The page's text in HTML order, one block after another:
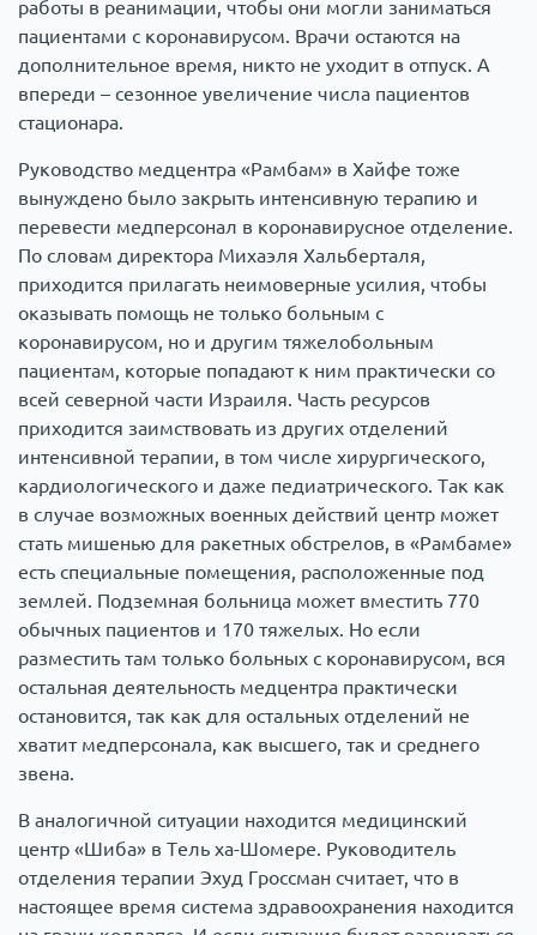
работы в реанимации, чтобы они могли заниматься
пациентами с коронавирусом. Врачи остаются на
дополнительное время, никто не уходит в отпуск. А
впереди – сезонное увеличение числа пациентов
стационара.
Руководство медцентра «Рамбам» в Хайфе тоже
вынуждено было закрыть интенсивную терапию и
перевести медперсонал в коронавирусное отделение.
По словам директора Михаэля Хальберталя,
приходится прилагать неимоверные усилия, чтобы
оказывать помощь не только больным с
коронавирусом, но и другим тяжелобольным
пациентам, которые попадают к ним практически со
всей северной части Израиля. Часть ресурсов
приходится заимствовать из других отделений
интенсивной терапии, в том числе хирургического,
кардиологического и даже педиатрического. Так как
в случае возможных военных действий центр может
стать мишенью для ракетных обстрелов, в «Рамбаме»
есть специальные помещения, расположенные под
землей. Подземная больница может вместить 770
обычных пациентов и 170 тяжелых. Но если
разместить там только больных с коронавирусом, вся
остальная деятельность медцентра практически
остановится, так как для остальных отделений не
хватит медперсонала, как высшего, так и среднего
звена.
В аналогичной ситуации находится медицинский
центр «Шиба» в Тель ха-Шомере. Руководитель
отделения терапии Эхуд Гроссман считает, что в
настоящее время система здравоохранения находится